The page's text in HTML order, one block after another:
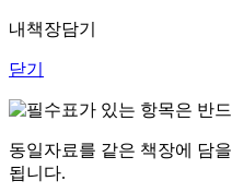
내책장담기
닫기
표가 있는 항목은 반
동일자료를 같은 책장에 담
됩니다.